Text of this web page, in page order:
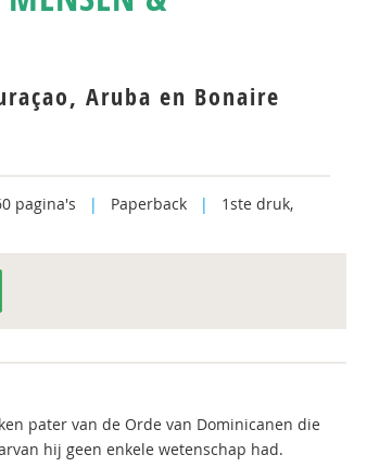
Aruba en Bonaire
pagina's | Paperback |
1ste druk,
pater van de Orde van Dominicanen die
hij geen enkele wetenschap had.